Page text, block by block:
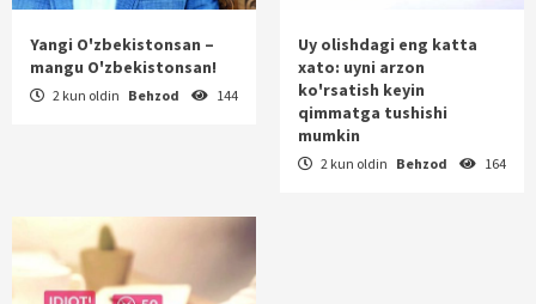
Yangi O'zbekistonsan –
mangu O'zbekistonsan!
2 kun oldin Behzod 144
Uy olishdagi eng katta
xato: uyni arzon
ko'rsatish keyin
qimmatga tushishi
mumkin
2 kun oldin Behzod 164